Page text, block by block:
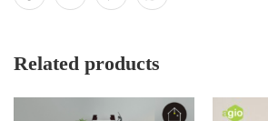
Related products